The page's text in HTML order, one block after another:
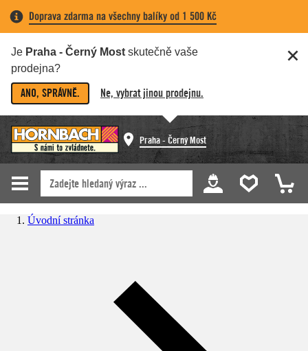
Doprava zdarma na všechny balíky od 1 500 Kč
Je Praha - Černý Most skutečně vaše
prodejna?
ANO, SPRÁVNĚ. Ne, vybrat jinou prodejnu.
Praha - Černý Most
Úvodní stránka